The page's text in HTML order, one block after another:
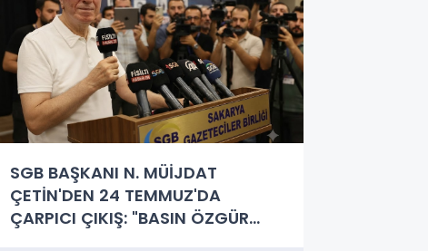
SGB BAŞKANI N. MÜİJDAT
ÇETİN'DEN 24 TEMMUZ'DA
ÇARPICI ÇIKIŞ: "BASIN ÖZGÜR